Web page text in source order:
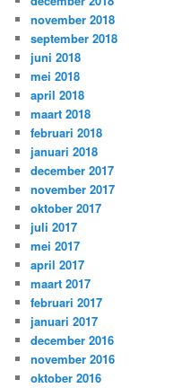
november 2018
september 2018
juni 2018
mei 2018
april 2018
maart 2018
februari 2018
januari 2018
december 2017
november 2017
oktober 2017
juli 2017
mei 2017
april 2017
maart 2017
februari 2017
januari 2017
december 2016
november 2016
oktober 2016